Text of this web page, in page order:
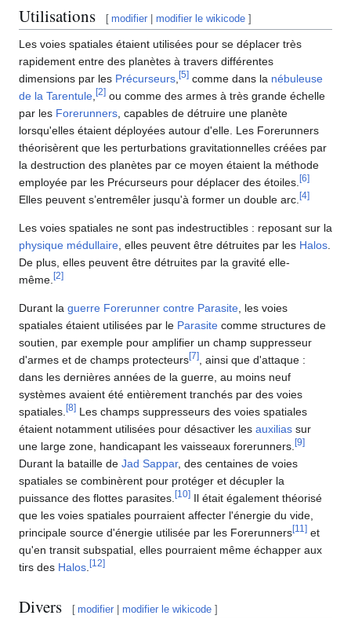
Utilisations [ modifier |modifier le wikicode ]
Les voies spatiales étaient utilisées pour se déplacer très
rapidement entre des planètes à travers différentes
dimensions par les Précurseurs [5] comme dans la nébuleuse
de la Tarentule [2] ou comme des armes à très grande échelle
par les Forerunners , capables de détruire une planète
lorsqu'elles étaient déployées autour d'elle. Les Forerunners
théorisèrent que les perturbations gravitationnelles créées par
la destruction des planètes par ce moyen étaient la méthode
employée par les Précurseurs pour déplacer des étoiles. [6]
Elles peuvent s’entremêler jusqu'à former un double arc. [4]
Les voies spatiales ne sont pas indestructibles : reposant sur la
physique médullaire , elles peuvent être détruites par les Halos
De plus, elles peuvent être détruites par la gravité elle-
même. [2]
Durant la guerre Forerunner contre Parasite , les voies
spatiales étaient utilisées par le Parasite comme structures de
soutien, par exemple pour amplifier un champ suppresseur
d'armes et de champs protecteurs[7]
, ainsi que d'attaque :
dans les dernières années de la guerre, au moins neuf
systèmes avaient été entièrement tranchés par des voies
spatiales. [8] Les champs suppresseurs des voies spatiales
étaient notamment utilisées pour désactiver les auxilias sur
une large zone, handicapant les vaisseaux forerunners. [9]
Durant la bataille de Jad Sappar, des centaines de voies
spatiales se combinèrent pour protéger et décupler la
puissance des flottes parasites. [10] Il était également théorisé
que les voies spatiales pourraient affecter l'énergie du vide,
principale source d'énergie utilisée par les Forerunners[11 ] et
qu'en transit subspatial, elles pourraient même échapper aux
tirs des Halos [12]
Divers [ modifier |modifier le wikicode ]